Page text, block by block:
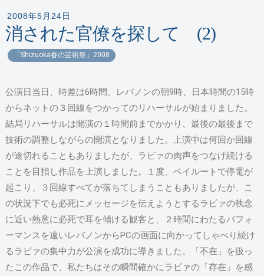
2008年5月24日
消された官僚を探して (2)
「Shizuoka春の芸術祭」2008
公演日当日、時差は6時間、レバノンの朝9時、日本時間の15時
からネットの３回線をつかってのリハーサルが始まりました。
結局リハーサルは開演の１時間前までかかり、最後の最後まで
技術の調整しながらの開演となりました。上演中は何回か回線
が途切れることもありましたが、ラビァの肉声をつなげ続ける
ことを目指し作品を上演しました。１度、ベイルートで停電が
起こり、３回線すべてが落ちてしまうこともありましたが、こ
の状況下でも必死にメッセージを伝えようとするラビァの執念
に近い熱意に必死で耳を傾ける観客と、２時間にわたるパフォ
ーマンスを遠いレバノンからPCの画面に向かってしゃべり続け
るラビァの集中力が公演を成功に導きました。「不在」を扱っ
たこの作品で、私たちはその瞬間確かにラビァの「存在」を感